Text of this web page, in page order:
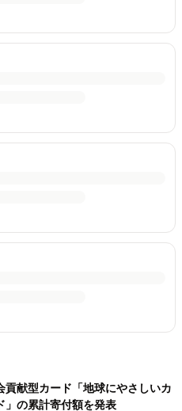
貢献型カード「地球にやさしいカ
」の累計寄付額を発表